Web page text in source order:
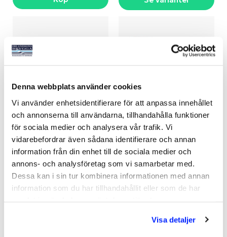
Denna webbplats använder cookies
Vi använder enhetsidentifierare för att anpassa innehållet
och annonserna till användarna, tillhandahålla funktioner
för sociala medier och analysera vår trafik. Vi
vidarebefordrar även sådana identifierare och annan
information från din enhet till de sociala medier och
annons- och analysföretag som vi samarbetar med.
Dessa kan i sin tur kombinera informationen med annan
information som du har tillhandahållit eller som de har
Visa detaljer
MIDI & MINIBYGEL
Art nr: V09390
Från 85 kr
ROLLERBYGEL 180 ANZA
Art nr: 09388
125 kr